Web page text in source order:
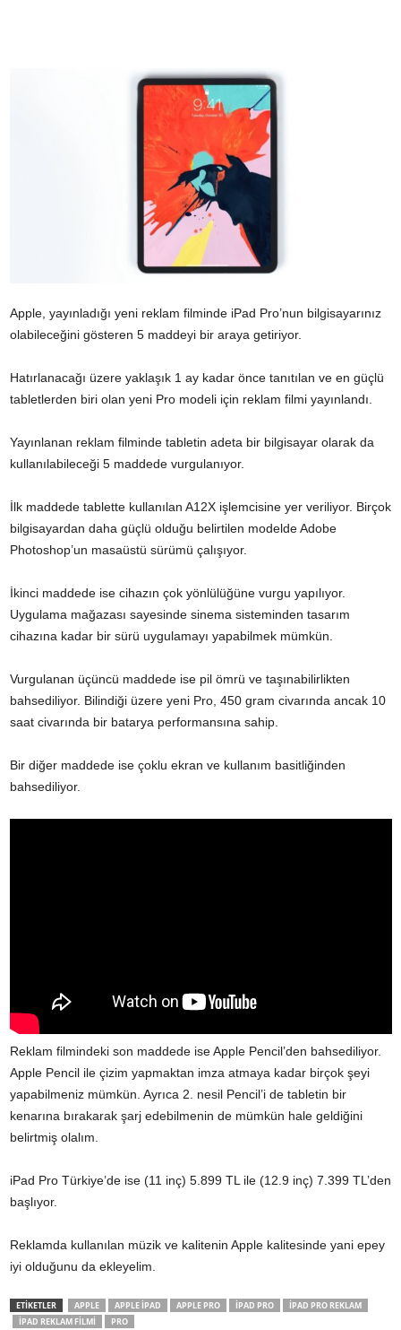
Apple, yayınladığı yeni reklam filminde iPad Pro’nun bilgisayarınız
olabileceğini gösteren 5 maddeyi bir araya getiriyor.
Hatırlanacağı üzere yaklaşık 1 ay kadar önce tanıtılan ve en güçlü
tabletlerden biri olan yeni Pro modeli için reklam filmi yayınlandı.
Yayınlanan reklam filminde tabletin adeta bir bilgisayar olarak da
kullanılabileceği 5 maddede vurgulanıyor.
İlk maddede tablette kullanılan A12X işlemcisine yer veriliyor. Birçok
bilgisayardan daha güçlü olduğu belirtilen modelde Adobe
Photoshop’un masaüstü sürümü çalışıyor.
İkinci maddede ise cihazın çok yönlülüğüne vurgu yapılıyor.
Uygulama mağazası sayesinde sinema sisteminden tasarım
cihazına kadar bir sürü uygulamayı yapabilmek mümkün.
Vurgulanan üçüncü maddede ise pil ömrü ve taşınabilirlikten
bahsediliyor. Bilindiği üzere yeni Pro, 450 gram civarında ancak 10
saat civarında bir batarya performansına sahip.
Bir diğer maddede ise çoklu ekran ve kullanım basitliğinden
bahsediliyor.
Reklam filmindeki son maddede ise Apple Pencil’den bahsediliyor.
Apple Pencil ile çizim yapmaktan imza atmaya kadar birçok şeyi
yapabilmeniz mümkün. Ayrıca 2. nesil Pencil’i de tabletin bir
kenarına bırakarak şarj edebilmenin de mümkün hale geldiğini
belirtmiş olalım.
iPad Pro Türkiye’de ise (11 inç) 5.899 TL ile (12.9 inç) 7.399 TL’den
başlıyor.
Reklamda kullanılan müzik ve kalitenin Apple kalitesinde yani epey
iyi olduğunu da ekleyelim.
ETİKETLER APPLE APPLE IPAD APPLE PRO IPAD PRO
IPAD PRO REKLAM
IPAD REKLAM FILMI
PRO